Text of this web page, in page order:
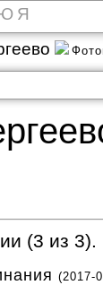
Я
(3 из 3).
(2017-